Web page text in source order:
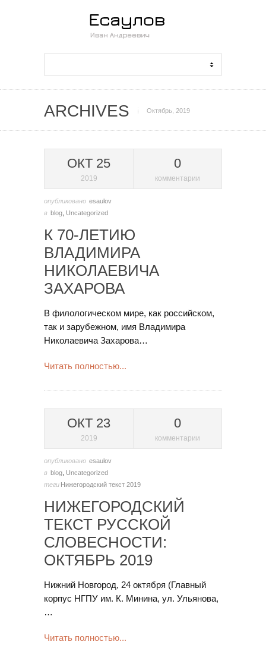
ARCHIVES Октябрь, 2019
ОКТ 25
2019
0
комментарии
опубликовано esaulov
в blog Uncategorized
К 70-ЛЕТИЮ
ВЛАДИМИРА
НИКОЛАЕВИЧА
ЗАХАРОВА
В филологическом мире, как российском,
так и зарубежном, имя Владимира
Николаевича Захарова…
Читать полностью...
ОКТ 23
2019
0
комментарии
опубликовано esaulov
в blog Uncategorized
теги Нижегородский текст 2019
НИЖЕГОРОДСКИЙ
ТЕКСТ РУССКОЙ
СЛОВЕСНОСТИ:
ОКТЯБРЬ 2019
Нижний Новгород, 24 октября (Главный
корпус НГПУ им. К. Минина, ул. Ульянова,
…
Читать полностью...